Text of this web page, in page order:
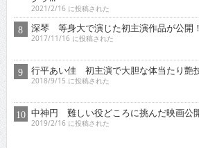
深琴 等身大で演じた初主演作品が公開！
2017/11/16 に投稿された
2018/9/15 に投稿された
2019/2/16 に投稿された